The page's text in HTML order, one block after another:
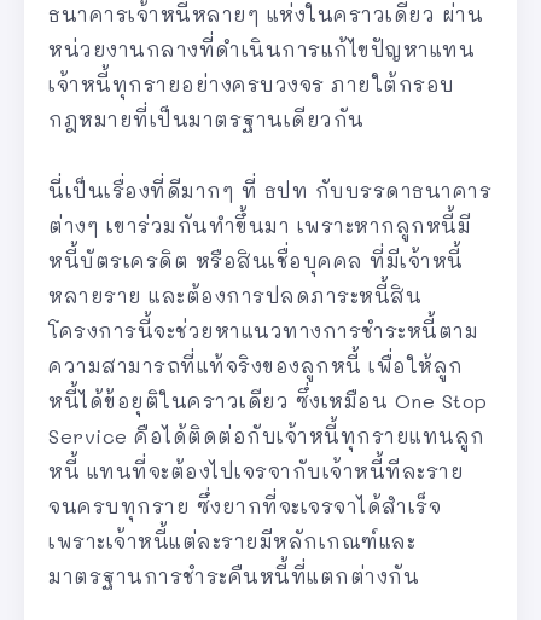
ธนาคารเจ้าหนี้หลายๆ แห่งในคราวเดียว ผ่าน
หน่วยงานกลางที่ดำเนินการแก้ไขปัญหาแทน
เจ้าหนี้ทุกรายอย่างครบวงจร ภายใต้กรอบ
กฎหมายที่เป็นมาตรฐานเดียวกัน
นี่เป็นเรื่องที่ดีมากๆ ที่ ธปท กับบรรดาธนาคาร
ต่างๆ เขาร่วมกันทำขึ้นมา เพราะหากลูกหนี้มี
หนี้บัตรเครดิต หรือสินเชื่อบุคคล ที่มีเจ้าหนี้
หลายราย และต้องการปลดภาระหนี้สิน
โครงการนี้จะช่วยหาแนวทางการชำระหนี้ตาม
ความสามารถที่แท้จริงของลูกหนี้ เพื่อให้ลูก
หนี้ได้ข้อยุติในคราวเดียว ซึ่งเหมือน One Stop
Service คือได้ติดต่อกับเจ้าหนี้ทุกรายแทนลูก
หนี้ แทนที่จะต้องไปเจรจากับเจ้าหนี้ทีละราย
จนครบทุกราย ซึ่งยากที่จะเจรจาได้สำเร็จ
เพราะเจ้าหนี้แต่ละรายมีหลักเกณฑ์และ
มาตรฐานการชำระคืนหนี้ที่แตกต่างกัน